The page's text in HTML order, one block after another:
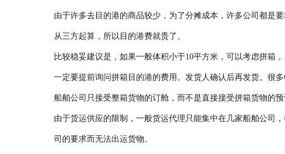
由于许多去目的港的商品较少，为了分摊成本，许多公司都是
从三方起算，所以目的港费就贵了。
比较稳妥建议是，如果一般体积小于10平方米，可以考虑拼箱
一定要提前询问拼箱目的港的费用。发货人确认后再发货。很
船舶公司只接受整箱货物的订舱，而不是直接接受拼箱货物的
由于货运供应的限制，一般货运代理只能集中在几家船舶公司
司的要求而无法出运货物。